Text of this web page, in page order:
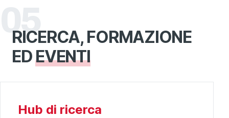
05
RICERCA, FORMAZIONE
EDEVENTI
Hub di ricerca